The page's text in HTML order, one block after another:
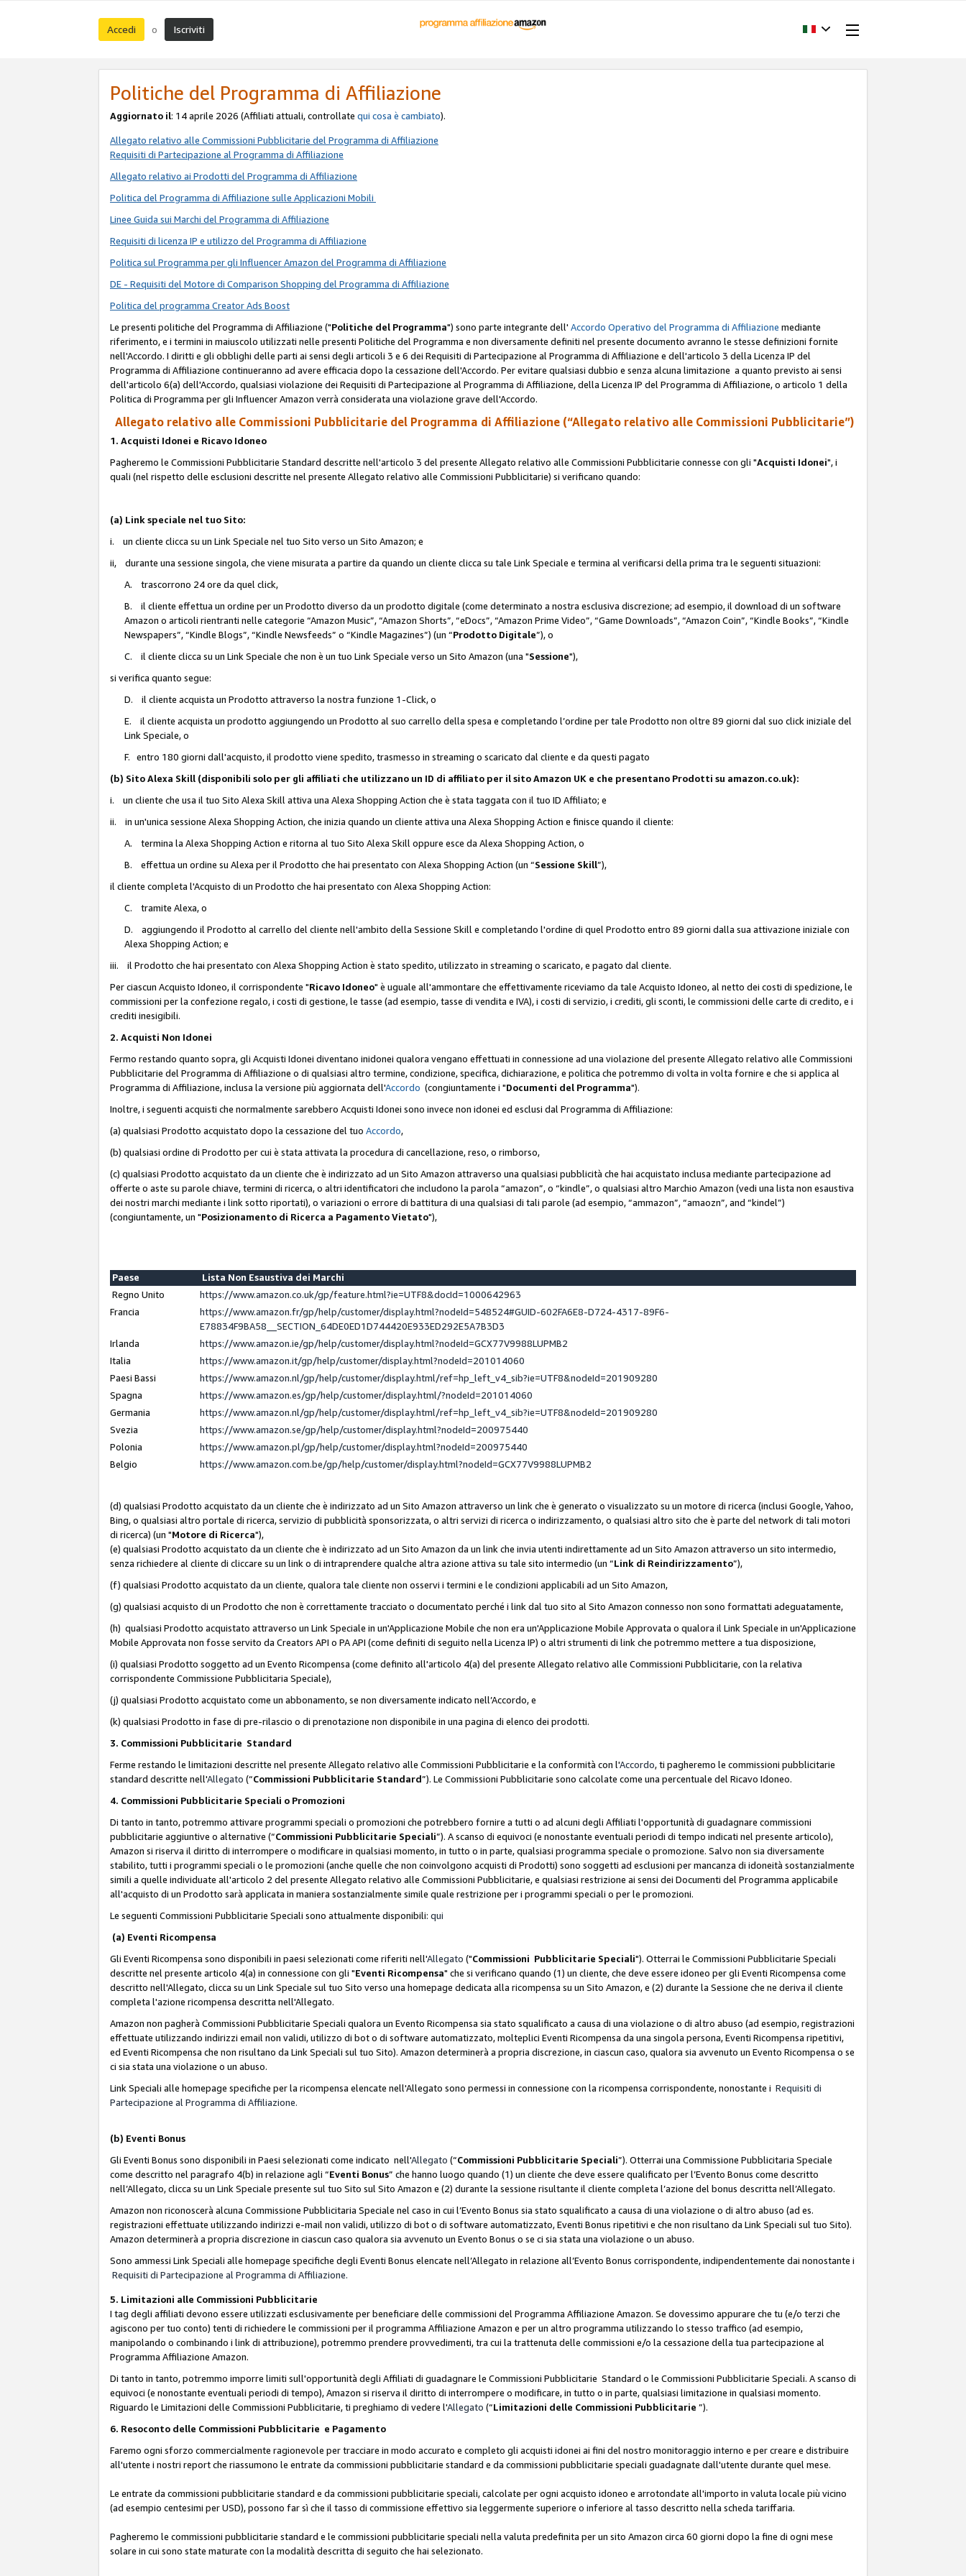
Accedi o Iscriviti
Politiche del Programma di Affiliazione
Aggiornato il: 14 aprile 2026 (Affiliati attuali, controllate qui cosa è cambiato).
Allegato relativo alle Commissioni Pubblicitarie del Programma di Affiliazione
Requisiti di Partecipazione al Programma di Affiliazione
Allegato relativo ai Prodotti del Programma di Affiliazione
Politica del Programma di Affiliazione sulle Applicazioni Mobili
Linee Guida sui Marchi del Programma di Affiliazione
Requisiti di licenza IP e utilizzo del Programma di Affiliazione
Politica sul Programma per gli Influencer Amazon del Programma di Affiliazione
DE - Requisiti del Motore di Comparison Shopping del Programma di Affiliazione
Politica del programma Creator Ads Boost
Le presenti politiche del Programma di Affiliazione ("Politiche del Programma") sono parte integrante dell' Accordo Operativo del Programma di Affiliazione mediante
riferimento, e i termini in maiuscolo utilizzati nelle presenti Politiche del Programma e non diversamente definiti nel presente documento avranno le stesse definizioni fornite
nell'Accordo. I diritti e gli obblighi delle parti ai sensi degli articoli 3 e 6 dei Requisiti di Partecipazione al Programma di Affiliazione e dell'articolo 3 della Licenza IP del
Programma di Affiliazione continueranno ad avere efficacia dopo la cessazione dell'Accordo. Per evitare qualsiasi dubbio e senza alcuna limitazione a quanto previsto ai sensi
dell'articolo 6(a) dell'Accordo, qualsiasi violazione dei Requisiti di Partecipazione al Programma di Affiliazione, della Licenza IP del Programma di Affiliazione, o articolo 1 della
Politica di Programma per gli Influencer Amazon verrà considerata una violazione grave dell'Accordo.
Allegato relativo alle Commissioni Pubblicitarie del Programma di Affiliazione (“Allegato relativo alle Commissioni Pubblicitarie”)
1. Acquisti Idonei e Ricavo Idoneo
Pagheremo le Commissioni Pubblicitarie Standard descritte nell'articolo 3 del presente Allegato relativo alle Commissioni Pubblicitarie connesse con gli "Acquisti Idonei", i
quali (nel rispetto delle esclusioni descritte nel presente Allegato relativo alle Commissioni Pubblicitarie) si verificano quando:
(a) Link speciale nel tuo Sito:
i. un cliente clicca su un Link Speciale nel tuo Sito verso un Sito Amazon; e
ii, durante una sessione singola, che viene misurata a partire da quando un cliente clicca su tale Link Speciale e termina al verificarsi della prima tra le seguenti situazioni:
A. trascorrono 24 ore da quel click,
B. il cliente effettua un ordine per un Prodotto diverso da un prodotto digitale (come determinato a nostra esclusiva discrezione; ad esempio, il download di un software
Amazon o articoli rientranti nelle categorie “Amazon Music”, “Amazon Shorts”, “eDocs”, “Amazon Prime Video”, “Game Downloads”, “Amazon Coin”, “Kindle Books”, “Kindle
Newspapers”, “Kindle Blogs”, “Kindle Newsfeeds” o “Kindle Magazines”) (un “Prodotto Digitale”), o
C. il cliente clicca su un Link Speciale che non è un tuo Link Speciale verso un Sito Amazon (una "Sessione"),
si verifica quanto segue:
D. il cliente acquista un Prodotto attraverso la nostra funzione 1-Click, o
E. il cliente acquista un prodotto aggiungendo un Prodotto al suo carrello della spesa e completando l’ordine per tale Prodotto non oltre 89 giorni dal suo click iniziale del
Link Speciale, o
F. entro 180 giorni dall'acquisto, il prodotto viene spedito, trasmesso in streaming o scaricato dal cliente e da questi pagato
(b) Sito Alexa Skill (disponibili solo per gli affiliati che utilizzano un ID di affiliato per il sito Amazon UK e che presentano Prodotti su amazon.co.uk):
i. un cliente che usa il tuo Sito Alexa Skill attiva una Alexa Shopping Action che è stata taggata con il tuo ID Affiliato; e
ii. in un'unica sessione Alexa Shopping Action, che inizia quando un cliente attiva una Alexa Shopping Action e finisce quando il cliente:
A. termina la Alexa Shopping Action e ritorna al tuo Sito Alexa Skill oppure esce da Alexa Shopping Action, o
B. effettua un ordine su Alexa per il Prodotto che hai presentato con Alexa Shopping Action (un “Sessione Skill”),
il cliente completa l'Acquisto di un Prodotto che hai presentato con Alexa Shopping Action:
C. tramite Alexa, o
D. aggiungendo il Prodotto al carrello del cliente nell'ambito della Sessione Skill e completando l'ordine di quel Prodotto entro 89 giorni dalla sua attivazione iniziale con
Alexa Shopping Action; e
iii. il Prodotto che hai presentato con Alexa Shopping Action è stato spedito, utilizzato in streaming o scaricato, e pagato dal cliente.
Per ciascun Acquisto Idoneo, il corrispondente "Ricavo Idoneo" è uguale all'ammontare che effettivamente riceviamo da tale Acquisto Idoneo, al netto dei costi di spedizione, le
commissioni per la confezione regalo, i costi di gestione, le tasse (ad esempio, tasse di vendita e IVA), i costi di servizio, i crediti, gli sconti, le commissioni delle carte di credito, e i
crediti inesigibili.
2. Acquisti Non Idonei
Fermo restando quanto sopra, gli Acquisti Idonei diventano inidonei qualora vengano effettuati in connessione ad una violazione del presente Allegato relativo alle Commissioni
Pubblicitarie del Programma di Affiliazione o di qualsiasi altro termine, condizione, specifica, dichiarazione, e politica che potremmo di volta in volta fornire e che si applica al
Programma di Affiliazione, inclusa la versione più aggiornata dell'Accordo (congiuntamente i "Documenti del Programma").
Inoltre, i seguenti acquisti che normalmente sarebbero Acquisti Idonei sono invece non idonei ed esclusi dal Programma di Affiliazione:
(a) qualsiasi Prodotto acquistato dopo la cessazione del tuo Accordo,
(b) qualsiasi ordine di Prodotto per cui è stata attivata la procedura di cancellazione, reso, o rimborso,
(c) qualsiasi Prodotto acquistato da un cliente che è indirizzato ad un Sito Amazon attraverso una qualsiasi pubblicità che hai acquistato inclusa mediante partecipazione ad
offerte o aste su parole chiave, termini di ricerca, o altri identificatori che includono la parola “amazon”, o “kindle”, o qualsiasi altro Marchio Amazon (vedi una lista non esaustiva
dei nostri marchi mediante i link sotto riportati), o variazioni o errore di battitura di una qualsiasi di tali parole (ad esempio, “ammazon”, “amaozn”, and “kindel”)
(congiuntamente, un "Posizionamento di Ricerca a Pagamento Vietato"),
Paese
Lista Non Esaustiva dei Marchi
Regno Unito
https://www.amazon.co.uk/gp/feature.html?ie=UTF8&docId=1000642963
Francia
https://www.amazon.fr/gp/help/customer/display.html?nodeId=548524#GUID-602FA6E8-D724-4317-89F6-
E78834F9BA58__SECTION_64DE0ED1D744420E933ED292E5A7B3D3
Irlanda
https://www.amazon.ie/gp/help/customer/display.html?nodeId=GCX77V9988LUPMB2
Italia
https://www.amazon.it/gp/help/customer/display.html?nodeId=201014060
Paesi Bassi
https://www.amazon.nl/gp/help/customer/display.html/ref=hp_left_v4_sib?ie=UTF8&nodeId=201909280
Spagna
https://www.amazon.es/gp/help/customer/display.html/?nodeId=201014060
Germania
https://www.amazon.nl/gp/help/customer/display.html/ref=hp_left_v4_sib?ie=UTF8&nodeId=201909280
Svezia
https://www.amazon.se/gp/help/customer/display.html?nodeId=200975440
Polonia
https://www.amazon.pl/gp/help/customer/display.html?nodeId=200975440
Belgio
https://www.amazon.com.be/gp/help/customer/display.html?nodeId=GCX77V9988LUPMB2
(d) qualsiasi Prodotto acquistato da un cliente che è indirizzato ad un Sito Amazon attraverso un link che è generato o visualizzato su un motore di ricerca (inclusi Google, Yahoo,
Bing, o qualsiasi altro portale di ricerca, servizio di pubblicità sponsorizzata, o altri servizi di ricerca o indirizzamento, o qualsiasi altro sito che è parte del network di tali motori
di ricerca) (un "Motore di Ricerca"),
(e) qualsiasi Prodotto acquistato da un cliente che è indirizzato ad un Sito Amazon da un link che invia utenti indirettamente ad un Sito Amazon attraverso un sito intermedio,
senza richiedere al cliente di cliccare su un link o di intraprendere qualche altra azione attiva su tale sito intermedio (un “Link di Reindirizzamento”),
(f) qualsiasi Prodotto acquistato da un cliente, qualora tale cliente non osservi i termini e le condizioni applicabili ad un Sito Amazon,
(g) qualsiasi acquisto di un Prodotto che non è correttamente tracciato o documentato perché i link dal tuo sito al Sito Amazon connesso non sono formattati adeguatamente,
(h) qualsiasi Prodotto acquistato attraverso un Link Speciale in un'Applicazione Mobile che non era un'Applicazione Mobile Approvata o qualora il Link Speciale in un'Applicazione
Mobile Approvata non fosse servito da Creators API o PA API (come definiti di seguito nella Licenza IP) o altri strumenti di link che potremmo mettere a tua disposizione,
(i) qualsiasi Prodotto soggetto ad un Evento Ricompensa (come definito all'articolo 4(a) del presente Allegato relativo alle Commissioni Pubblicitarie, con la relativa
corrispondente Commissione Pubblicitaria Speciale),
(j) qualsiasi Prodotto acquistato come un abbonamento, se non diversamente indicato nell’Accordo, e
(k) qualsiasi Prodotto in fase di pre-rilascio o di prenotazione non disponibile in una pagina di elenco dei prodotti.
3. Commissioni Pubblicitarie Standard
Ferme restando le limitazioni descritte nel presente Allegato relativo alle Commissioni Pubblicitarie e la conformità con l'Accordo, ti pagheremo le commissioni pubblicitarie
standard descritte nell'Allegato (“Commissioni Pubblicitarie Standard”). Le Commissioni Pubblicitarie sono calcolate come una percentuale del Ricavo Idoneo.
4. Commissioni Pubblicitarie Speciali o Promozioni
Di tanto in tanto, potremmo attivare programmi speciali o promozioni che potrebbero fornire a tutti o ad alcuni degli Affiliati l'opportunità di guadagnare commissioni
pubblicitarie aggiuntive o alternative (“Commissioni Pubblicitarie Speciali”). A scanso di equivoci (e nonostante eventuali periodi di tempo indicati nel presente articolo),
Amazon si riserva il diritto di interrompere o modificare in qualsiasi momento, in tutto o in parte, qualsiasi programma speciale o promozione. Salvo non sia diversamente
stabilito, tutti i programmi speciali o le promozioni (anche quelle che non coinvolgono acquisti di Prodotti) sono soggetti ad esclusioni per mancanza di idoneità sostanzialmente
simili a quelle individuate all'articolo 2 del presente Allegato relativo alle Commissioni Pubblicitarie, e qualsiasi restrizione ai sensi dei Documenti del Programma applicabile
all'acquisto di un Prodotto sarà applicata in maniera sostanzialmente simile quale restrizione per i programmi speciali o per le promozioni.
Le seguenti Commissioni Pubblicitarie Speciali sono attualmente disponibili: qui
(a) Eventi Ricompensa
Gli Eventi Ricompensa sono disponibili in paesi selezionati come riferiti nell'Allegato ("Commissioni Pubblicitarie Speciali"). Otterrai le Commissioni Pubblicitarie Speciali
descritte nel presente articolo 4(a) in connessione con gli "Eventi Ricompensa" che si verificano quando (1) un cliente, che deve essere idoneo per gli Eventi Ricompensa come
descritto nell'Allegato, clicca su un Link Speciale sul tuo Sito verso una homepage dedicata alla ricompensa su un Sito Amazon, e (2) durante la Sessione che ne deriva il cliente
completa l'azione ricompensa descritta nell'Allegato.
Amazon non pagherà Commissioni Pubblicitarie Speciali qualora un Evento Ricompensa sia stato squalificato a causa di una violazione o di altro abuso (ad esempio, registrazioni
effettuate utilizzando indirizzi email non validi, utilizzo di bot o di software automatizzato, molteplici Eventi Ricompensa da una singola persona, Eventi Ricompensa ripetitivi,
ed Eventi Ricompensa che non risultano da Link Speciali sul tuo Sito). Amazon determinerà a propria discrezione, in ciascun caso, qualora sia avvenuto un Evento Ricompensa o se
ci sia stata una violazione o un abuso.
Link Speciali alle homepage specifiche per la ricompensa elencate nell'Allegato sono permessi in connessione con la ricompensa corrispondente, nonostante i Requisiti di
Partecipazione al Programma di Affiliazione.
(b) Eventi Bonus
Gli Eventi Bonus sono disponibili in Paesi selezionati come indicato nell'Allegato (“Commissioni Pubblicitarie Speciali”). Otterrai una Commissione Pubblicitaria Speciale
come descritto nel paragrafo 4(b) in relazione agli “Eventi Bonus” che hanno luogo quando (1) un cliente che deve essere qualificato per l’Evento Bonus come descritto
nell’Allegato, clicca su un Link Speciale presente sul tuo Sito sul Sito Amazon e (2) durante la sessione risultante il cliente completa l’azione del bonus descritta nell’Allegato.
Amazon non riconoscerà alcuna Commissione Pubblicitaria Speciale nel caso in cui l’Evento Bonus sia stato squalificato a causa di una violazione o di altro abuso (ad es.
registrazioni effettuate utilizzando indirizzi e-mail non validi, utilizzo di bot o di software automatizzato, Eventi Bonus ripetitivi e che non risultano da Link Speciali sul tuo Sito).
Amazon determinerà a propria discrezione in ciascun caso qualora sia avvenuto un Evento Bonus o se ci sia stata una violazione o un abuso.
Sono ammessi Link Speciali alle homepage specifiche degli Eventi Bonus elencate nell’Allegato in relazione all’Evento Bonus corrispondente, indipendentemente dai nonostante i
Requisiti di Partecipazione al Programma di Affiliazione.
5. Limitazioni alle Commissioni Pubblicitarie
I tag degli affiliati devono essere utilizzati esclusivamente per beneficiare delle commissioni del Programma Affiliazione Amazon. Se dovessimo appurare che tu (e/o terzi che
agiscono per tuo conto) tenti di richiedere le commissioni per il programma Affiliazione Amazon e per un altro programma utilizzando lo stesso traffico (ad esempio,
manipolando o combinando i link di attribuzione), potremmo prendere provvedimenti, tra cui la trattenuta delle commissioni e/o la cessazione della tua partecipazione al
Programma Affiliazione Amazon.
Di tanto in tanto, potremmo imporre limiti sull'opportunità degli Affiliati di guadagnare le Commissioni Pubblicitarie Standard o le Commissioni Pubblicitarie Speciali. A scanso di
equivoci (e nonostante eventuali periodi di tempo), Amazon si riserva il diritto di interrompere o modificare, in tutto o in parte, qualsiasi limitazione in qualsiasi momento.
Riguardo le Limitazioni delle Commissioni Pubblicitarie, ti preghiamo di vedere l'Allegato (“Limitazioni delle Commissioni Pubblicitarie ”).
6. Resoconto delle Commissioni Pubblicitarie e Pagamento
Faremo ogni sforzo commercialmente ragionevole per tracciare in modo accurato e completo gli acquisti idonei ai fini del nostro monitoraggio interno e per creare e distribuire
all'utente i nostri report che riassumono le entrate da commissioni pubblicitarie standard e da commissioni pubblicitarie speciali guadagnate dall'utente durante quel mese.
Le entrate da commissioni pubblicitarie standard e da commissioni pubblicitarie speciali, calcolate per ogni acquisto idoneo e arrotondate all'importo in valuta locale più vicino
(ad esempio centesimi per USD), possono far sì che il tasso di commissione effettivo sia leggermente superiore o inferiore al tasso descritto nella scheda tariffaria.
Pagheremo le commissioni pubblicitarie standard e le commissioni pubblicitarie speciali nella valuta predefinita per un sito Amazon circa 60 giorni dopo la fine di ogni mese
solare in cui sono state maturate con la modalità descritta di seguito che hai selezionato.